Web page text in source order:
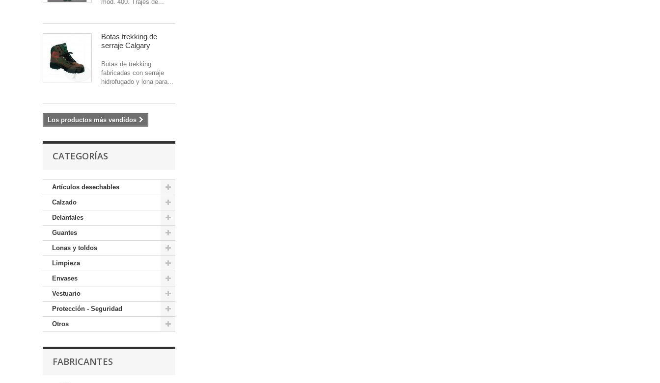
mod. 400. Trajes de...
Botas trekking de
serraje Calgary
Botas de trekking
fabricadas con serraje
hidrofugado y lona para...
Los productos más vendidos
CATEGORÍAS
Artículos desechables
Calzado
Delantales
Guantes
Lonas y toldos
Limpieza
Envases
Vestuario
Protección - Seguridad
Otros
FABRICANTES